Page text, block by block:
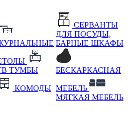
ТУМБЫ
КОМОДЫ
СЕРВАНТЫ
ДЛЯ ПОСУДЫ,
БАРНЫЕ ШКАФЫ
БЕСКАРКАСНАЯ
МЕБЕЛЬ
МЯГКАЯ МЕБЕЛЬ